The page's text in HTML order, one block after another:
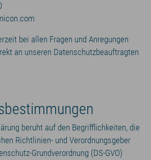
bei allen Fragen und Anregungen
an unseren Datenschutzbeauftragten
beruht auf den Begrifflichkeiten, die
Richtlinien- und Verordnungsgeber
Grundverordnung (DS-GVO)